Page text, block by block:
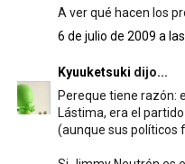
A ver qué hacen los
6 de julio de 2009 a las
Kyuuketsuki dijo...
Pereque tiene razón:
Lástima, era el
(aunque sus políticos